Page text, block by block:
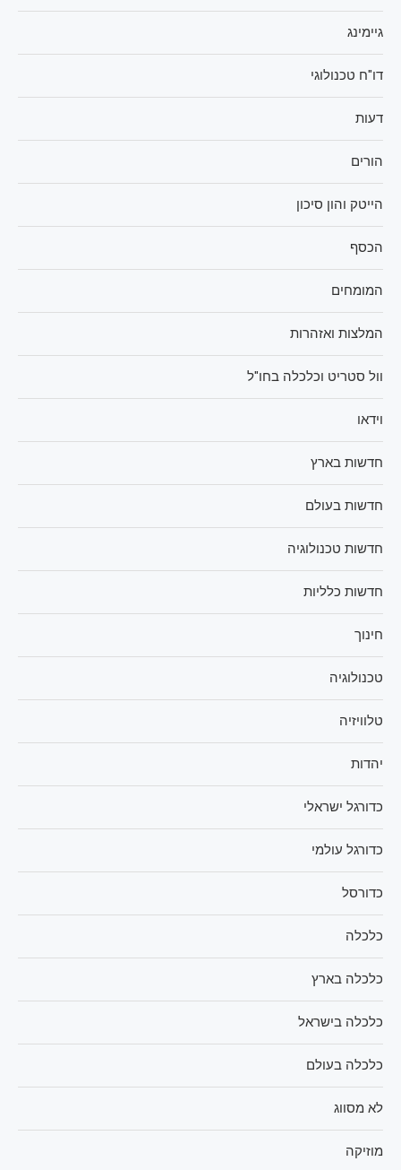
גיימינג
דו"ח טכנולוגי
דעות
הורים
הייטק והון סיכון
הכסף
המומחים
המלצות ואזהרות
וול סטריט וכלכלה בחו"ל
וידאו
חדשות בארץ
חדשות בעולם
חדשות טכנולוגיה
חדשות כלליות
חינוך
טכנולוגיה
טלוויזיה
יהדות
כדורגל ישראלי
כדורגל עולמי
כדורסל
כלכלה
כלכלה בארץ
כלכלה בישראל
כלכלה בעולם
לא מסווג
מוזיקה